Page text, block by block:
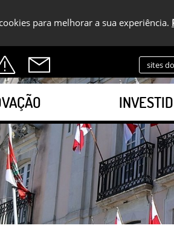
para melhorar a sua experiência.
sites